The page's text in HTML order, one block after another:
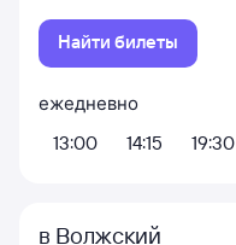
Найти билеты
ежедневно
13:00
14:15 19:30
в Волжский